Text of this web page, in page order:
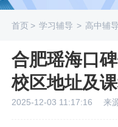
首页> 学习辅导 > 高中辅导
合肥瑶海口
校区地址及
2025-12-03 11:17:16 来